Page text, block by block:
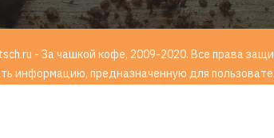
- За чашкой кофе, 2009-2020. Все права
информацию, предназначенную для